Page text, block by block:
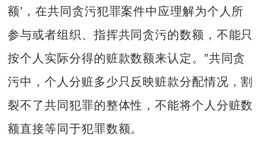
额’，在共同贪污犯罪案件中应理解为个人所
参与或者组织、指挥共同贪污的数额，不能只
按个人实际分得的赃款数额来认定。”共同贪
污中，个人分赃多少只反映赃款分配情况，割
裂不了共同犯罪的整体性，不能将个人分赃数
额直接等同于犯罪数额。